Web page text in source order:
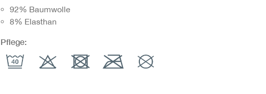
92% Baumwolle
8% Elasthan
Pflege: